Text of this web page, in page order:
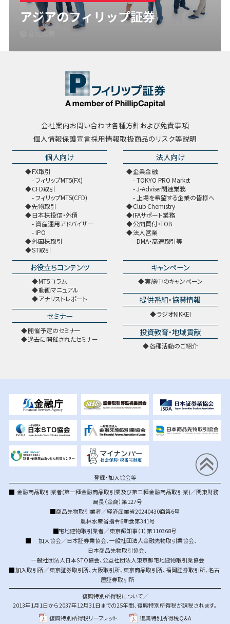
アジアのフィリップ証券
会社概要
会社案内お問い合わせ各種方針および免責事項
個人情報保護宣言採用情報取扱商品のリスク等説明
個人向け
FX取引
フィリップMT5(FX)
CFD取引
フィリップMT5(CFD)
先物取引
日本株投信・外債
資産運用アドバイザー
IPO
外国株取引
ST取引
法人向け
企業金融
TOKYO PRO Market
J-Adviser関連業務
上場を希望する企業の皆様へ
Club Chemistry
IFAサポート業務
公開買付・TOB
法人営業
DMA・高速取引等
お役立ちコンテンツ
MT5コラム
動画マニュアル
アナリストレポート
セミナー
開催予定のセミナー
過去に開催されたセミナー
キャンペーン
実施中のキャンペーン
提供番組・協賛情報
ラジオNIKKEI
投資教育・地域貢献
各種活動のご紹介
登録・加入協会等
金融商品取引業者(第一種金融商品取引業及び第二種金融商品取引業)／関東財務
局長（金商）第127号
商品先物取引業者／経済産業省20240430商第6号
農林水産省指令6新食第341号
宅地建物取引業者／東京都知事（1）第110368号
加入協会／日本証券業協会、 一般社団法人金融先物取引業協会、
日本商品先物取引協会、
一般社団法人日本STO協会、 公益社団法人東京都宅地建物取引業協会
加入取引所／東京証券取引所、大阪取引所、 東京商品取引所、福岡証券取引所、名古
屋証券取引所
復興特別所得税について／
2013年1月1日から2037年12月31日までの25年間、復興特別所得税が課税されます。
復興特別所得税リーフレット
復興特別所得税Q&A